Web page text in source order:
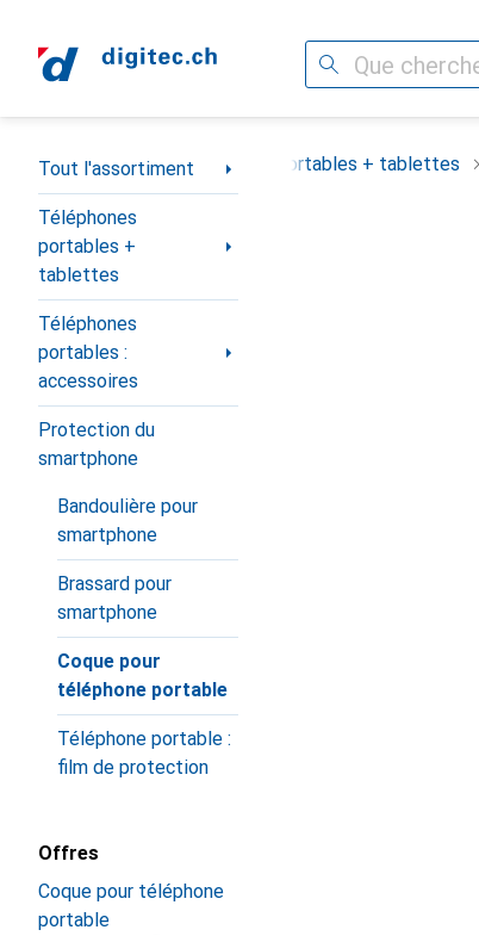
Recherche
Navigation par catégorie
Tout l'assortiment
Téléphones
portables +
tablettes
Téléphones
portables :
accessoires
Protection du
smartphone
Bandoulière pour
smartphone
Brassard pour
smartphone
Coque pour
téléphone portable
Téléphone portable :
film de protection
Offres
Coque pour téléphone
portable
l'assortiment Téléphones portables + tablettes